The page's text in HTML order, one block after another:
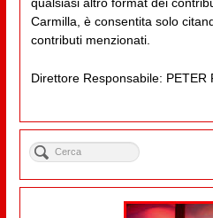
Carmilla, è consentita solo
contributi menzionati.
Direttore Responsabile: PETER